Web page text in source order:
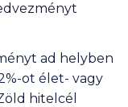
ad helyben
ot élet- vagy
hitelcél